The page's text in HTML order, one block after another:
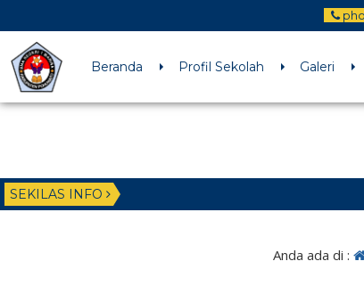
Beranda Profil Sekolah Galeri
SEKILAS INFO
Anda ada di :